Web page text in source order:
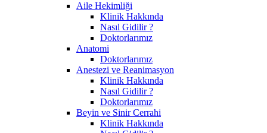
Aile Hekimliği
Klinik Hakkında
Nasıl Gidilir ?
Doktorlarımız
Anatomi
Doktorlarımız
Anestezi ve Reanimasyon
Klinik Hakkında
Nasıl Gidilir ?
Doktorlarımız
Beyin ve Sinir Cerrahi
Klinik Hakkında